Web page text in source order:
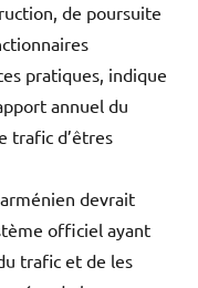
de poursuite
pratiques, indique
annuel du
trafic d’êtres
devrait
officiel ayant
trafic et de les